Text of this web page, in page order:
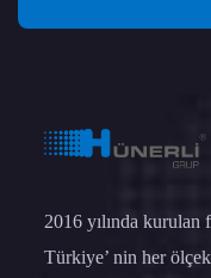
2016 yılında kurulan
Türkiye’ nin her